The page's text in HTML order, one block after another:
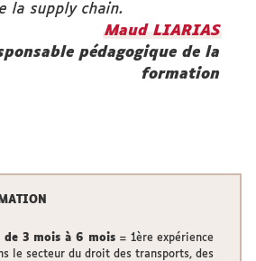
la supply chain.
Maud LIARIAS
pédagogique de la
formation
3 mois à 6 mois = 1ère expérience
le secteur du droit des transports, des